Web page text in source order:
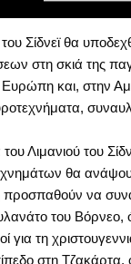
Σίδνεϊ θα
στη σκιά της
και, στην
Λιμανιού του
θα
να
του
τη
στη Τζακάρτα,